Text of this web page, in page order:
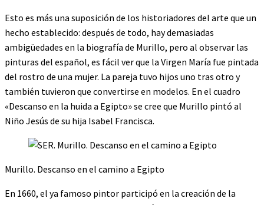
Esto es más una suposición de los historiadores del arte que un
hecho establecido: después de todo, hay demasiadas
ambigüedades en la biografía de Murillo, pero al observar las
pinturas del español, es fácil ver que la Virgen María fue pintada
del rostro de una mujer. La pareja tuvo hijos uno tras otro y
también tuvieron que convertirse en modelos. En el cuadro
«Descanso en la huida a Egipto» se cree que Murillo pintó al
Niño Jesús de su hija Isabel Francisca.
Murillo. Descanso en el camino a Egipto
En 1660, el ya famoso pintor participó en la creación de la